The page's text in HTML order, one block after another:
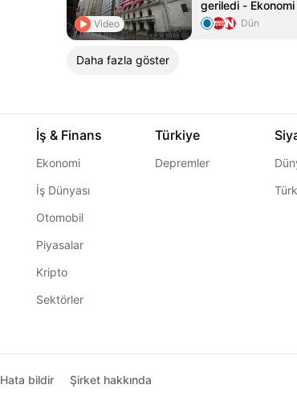
Video
geriledi -
Habertürk
Dün
Daha fazla göster
İş & Finans
Ekonomi
İş Dünyası
Otomobil
Piyasalar
Kripto
Sektörler
Türkiye
Depremler
Hata bildir Şirket hakkında